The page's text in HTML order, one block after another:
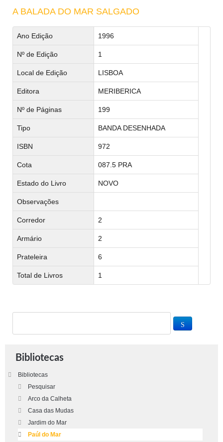
A BALADA DO MAR SALGADO
Ano Edição 1996
Nº de Edição 1
Local de Edição LISBOA
Editora MERIBERICA
Nº de Páginas 199
Tipo BANDA DESENHADA
ISBN 972
Cota 087.5 PRA
Estado do Livro NOVO
Observações
Corredor 2
Armário 2
Prateleira 6
Total de Livros 1
Bibliotecas
Bibliotecas
Pesquisar
Arco da Calheta
Casa das Mudas
Jardim do Mar
Paúl do Mar